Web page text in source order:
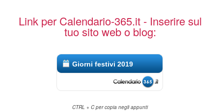
Link per Calendario-365.it - Inserire sul
tuo sito web o blog:
Giorni festivi 2019
CTRL + C per copia negli appunti